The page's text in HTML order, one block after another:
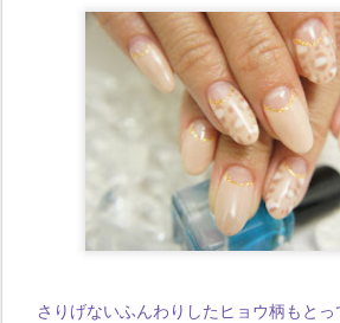
さりげないふんわりしたヒョウ柄もと